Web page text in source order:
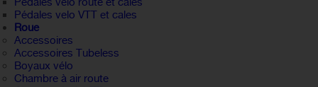
Pédales velo VTT et cales
Roue
Accessoires
Accessoires Tubeless
Boyaux vélo
Chambre à air route